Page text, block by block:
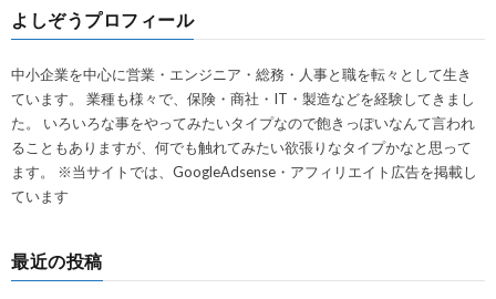
よしぞうプロフィール
中小企業を中心に営業・エンジニア・総務・人事と職を転々として生き
ています。 業種も様々で、保険・商社・IT・製造などを経験してきまし
た。 いろいろな事をやってみたいタイプなので飽きっぽいなんて言われ
ることもありますが、何でも触れてみたい欲張りなタイプかなと思って
ます。 ※当サイトでは、GoogleAdsense・アフィリエイト広告を掲載し
ています
最近の投稿